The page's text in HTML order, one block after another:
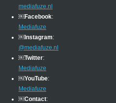
mediafuze.nl
￼Facebook:
Mediafuze
￼Instagram:
@mediafuze.nl
￼Twitter:
Mediafuze
￼YouTube:
Mediafuze
￼Contact: